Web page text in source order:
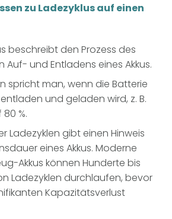
zu Ladezyklus auf einen
beschreibt den Prozess des
Auf- und Entladens eines Akkus.
spricht man, wenn die Batterie
und geladen wird, z. B.
%.
Ladezyklen gibt einen Hinweis
eines Akkus. Moderne
Akkus können Hunderte bis
Ladezyklen durchlaufen, bevor
Kapazitätsverlust